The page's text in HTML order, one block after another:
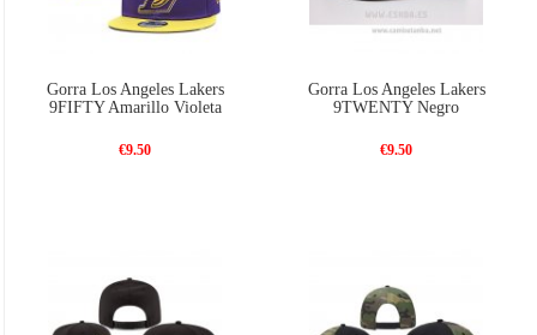
Gorra Los Angeles Lakers
9FIFTY Amarillo Violeta
€9.50
Gorra Los Angeles Lakers
9TWENTY Negro
€9.50